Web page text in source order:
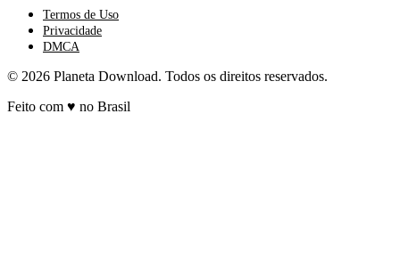
Termos de Uso
Privacidade
DMCA
© 2026 Planeta Download. Todos os direitos reservados.
Feito com ♥ no Brasil